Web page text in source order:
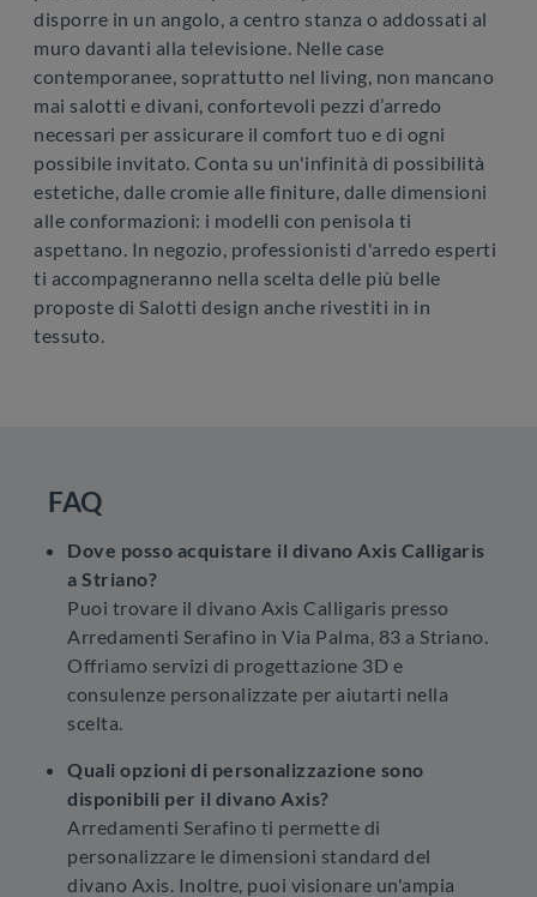
disporre in un angolo, a centro stanza o addossati al
muro davanti alla televisione. Nelle case
contemporanee, soprattutto nel living, non mancano
mai salotti e divani, confortevoli pezzi d’arredo
necessari per assicurare il comfort tuo e di ogni
possibile invitato. Conta su un'infinità di possibilità
estetiche, dalle cromie alle finiture, dalle dimensioni
alle conformazioni: i modelli con penisola ti
aspettano. In negozio, professionisti d'arredo esperti
ti accompagneranno nella scelta delle più belle
proposte di Salotti design anche rivestiti in in
tessuto.
FAQ
Dove posso acquistare il divano Axis Calligaris
a Striano?
Puoi trovare il divano Axis Calligaris presso
Arredamenti Serafino in Via Palma, 83 a Striano.
Offriamo servizi di progettazione 3D e
consulenze personalizzate per aiutarti nella
scelta.
Quali opzioni di personalizzazione sono
disponibili per il divano Axis?
Arredamenti Serafino ti permette di
personalizzare le dimensioni standard del
divano Axis. Inoltre, puoi visionare un'ampia